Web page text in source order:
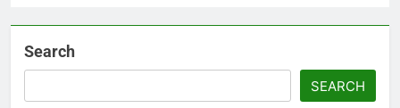
Search
SEARCH